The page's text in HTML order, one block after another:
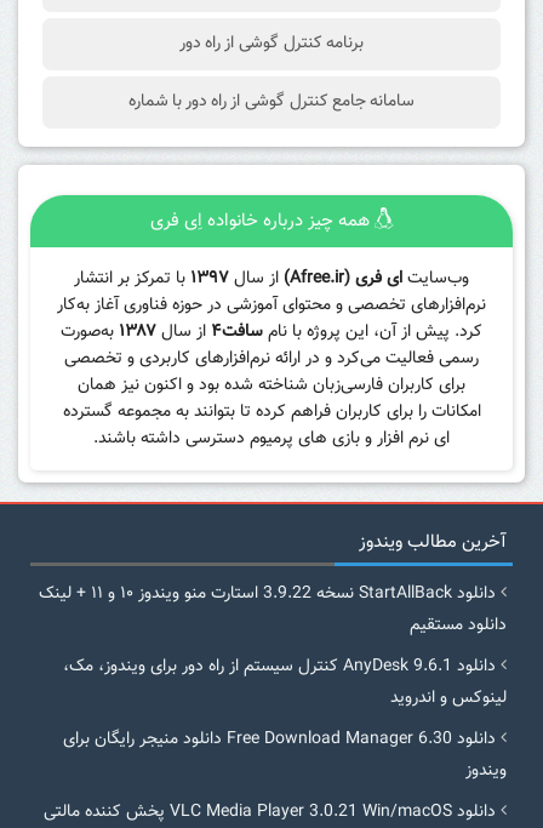
برنامه کنترل گوشی از راه دور
سامانه جامع کنترل گوشی از راه دور با شماره
همه چیز درباره خانواده اِی فری
وب‌سایتای فری (Afree.ir) از سال۱۳۹۷ با تمرکز بر انتشار
نرم‌افزارهای تخصصی و محتوای آموزشی در حوزه فناوری آغاز به‌کار
کرد. پیش از آن، این پروژه با نامسافت۴ از سال۱۳۸۷ به‌صورت
رسمی فعالیت می‌کرد و در ارائه نرم‌افزارهای کاربردی و تخصصی
برای کاربران فارسی‌زبان شناخته شده بود و اکنون نیز همان
امکانات را برای کاربران فراهم کرده تا بتوانند به مجموعه گسترده
ای نرم افزار و بازی های پرمیوم دسترسی داشته باشند.
آخرین مطالب ویندوز
دانلود StartAllBack نسخه 3.9.22 استارت منو ویندوز ۱۰ و ۱۱ + لینک
دانلود مستقیم
دانلود AnyDesk 9.6.1 کنترل سیستم از راه دور برای ویندوز، مک،
لینوکس و اندروید
دانلود Free Download Manager 6.30 دانلود منیجر رایگان برای
ویندوز
دانلود VLC Media Player 3.0.21 Win/macOS پخش کننده مالتی